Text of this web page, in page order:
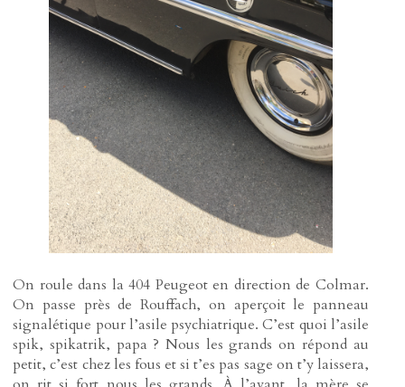
On roule dans la 404 Peugeot en direction de Colmar.
On passe près de Rouffach, on aperçoit le panneau
signalétique pour l’asile psychiatrique. C’est quoi l’asile
spik, spikatrik, papa ? Nous les grands on répond au
petit, c’est chez les fous et si t’es pas sage on t’y laissera,